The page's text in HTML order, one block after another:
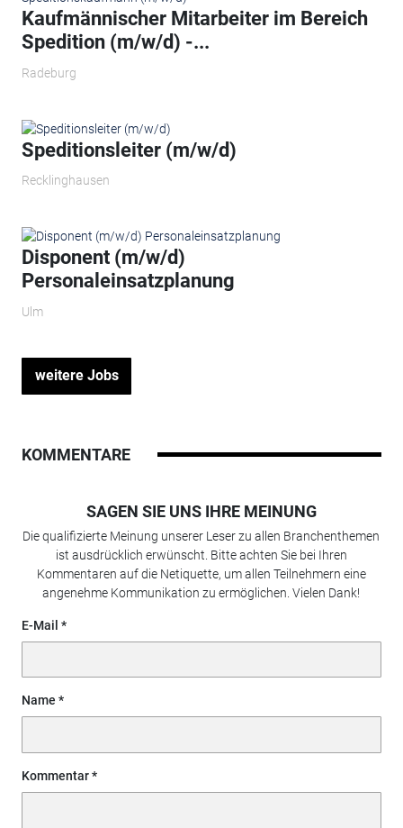
Kaufmännischer Mitarbeiter im Bereich
Spedition (m/w/d) -...
Radeburg
Speditionsleiter (m/w/d)
Recklinghausen
Disponent (m/w/d)
Personaleinsatzplanung
Ulm
weitere Jobs
KOMMENTARE
SAGEN SIE UNS IHRE MEINUNG
Die qualifizierte Meinung unserer Leser zu allen Branchenthemen
ist ausdrücklich erwünscht. Bitte achten Sie bei Ihren
Kommentaren auf die Netiquette, um allen Teilnehmern eine
angenehme Kommunikation zu ermöglichen. Vielen Dank!
E-Mail
Name
Kommentar